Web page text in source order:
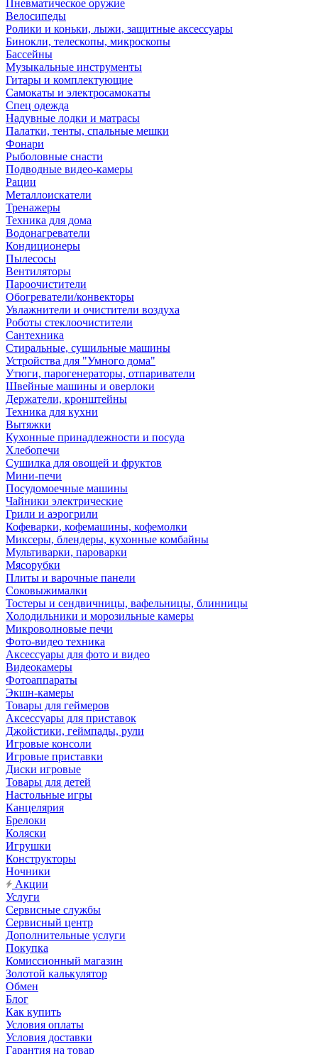
Пневматическое оружие
Велосипеды
Ролики и коньки, лыжи, защитные аксессуары
Бинокли, телескопы, микроскопы
Бассейны
Музыкальные инструменты
Гитары и комплектующие
Самокаты и электросамокаты
Спец одежда
Надувные лодки и матрасы
Палатки, тенты, спальные мешки
Фонари
Рыболовные снасти
Подводные видео-камеры
Рации
Металлоискатели
Тренажеры
Техника для дома
Водонагреватели
Кондиционеры
Пылесосы
Вентиляторы
Пароочистители
Обогреватели/конвекторы
Увлажнители и очистители воздуха
Роботы стеклоочистители
Сантехника
Стиральные, сушильные машины
Устройства для "Умного дома"
Утюги, парогенераторы, отпариватели
Швейные машины и оверлоки
Держатели, кронштейны
Техника для кухни
Вытяжки
Кухонные принадлежности и посуда
Хлебопечи
Сушилка для овощей и фруктов
Мини-печи
Посудомоечные машины
Чайники электрические
Грили и аэрогрили
Кофеварки, кофемашины, кофемолки
Миксеры, блендеры, кухонные комбайны
Мультиварки, пароварки
Мясорубки
Плиты и варочные панели
Соковыжималки
Тостеры и сендвичницы, вафельницы, блинницы
Холодильники и морозильные камеры
Микроволновые печи
Фото-видео техника
Аксессуары для фото и видео
Видеокамеры
Фотоаппараты
Экшн-камеры
Товары для геймеров
Аксессуары для приставок
Джойстики, геймпады, рули
Игровые консоли
Игровые приставки
Диски игровые
Товары для детей
Настольные игры
Канцелярия
Брелоки
Коляски
Игрушки
Конструкторы
Ночники
Акции
Услуги
Сервисные службы
Сервисный центр
Дополнительные услуги
Покупка
Комиссионный магазин
Золотой калькулятор
Обмен
Блог
Как купить
Условия оплаты
Условия доставки
Гарантия на товар